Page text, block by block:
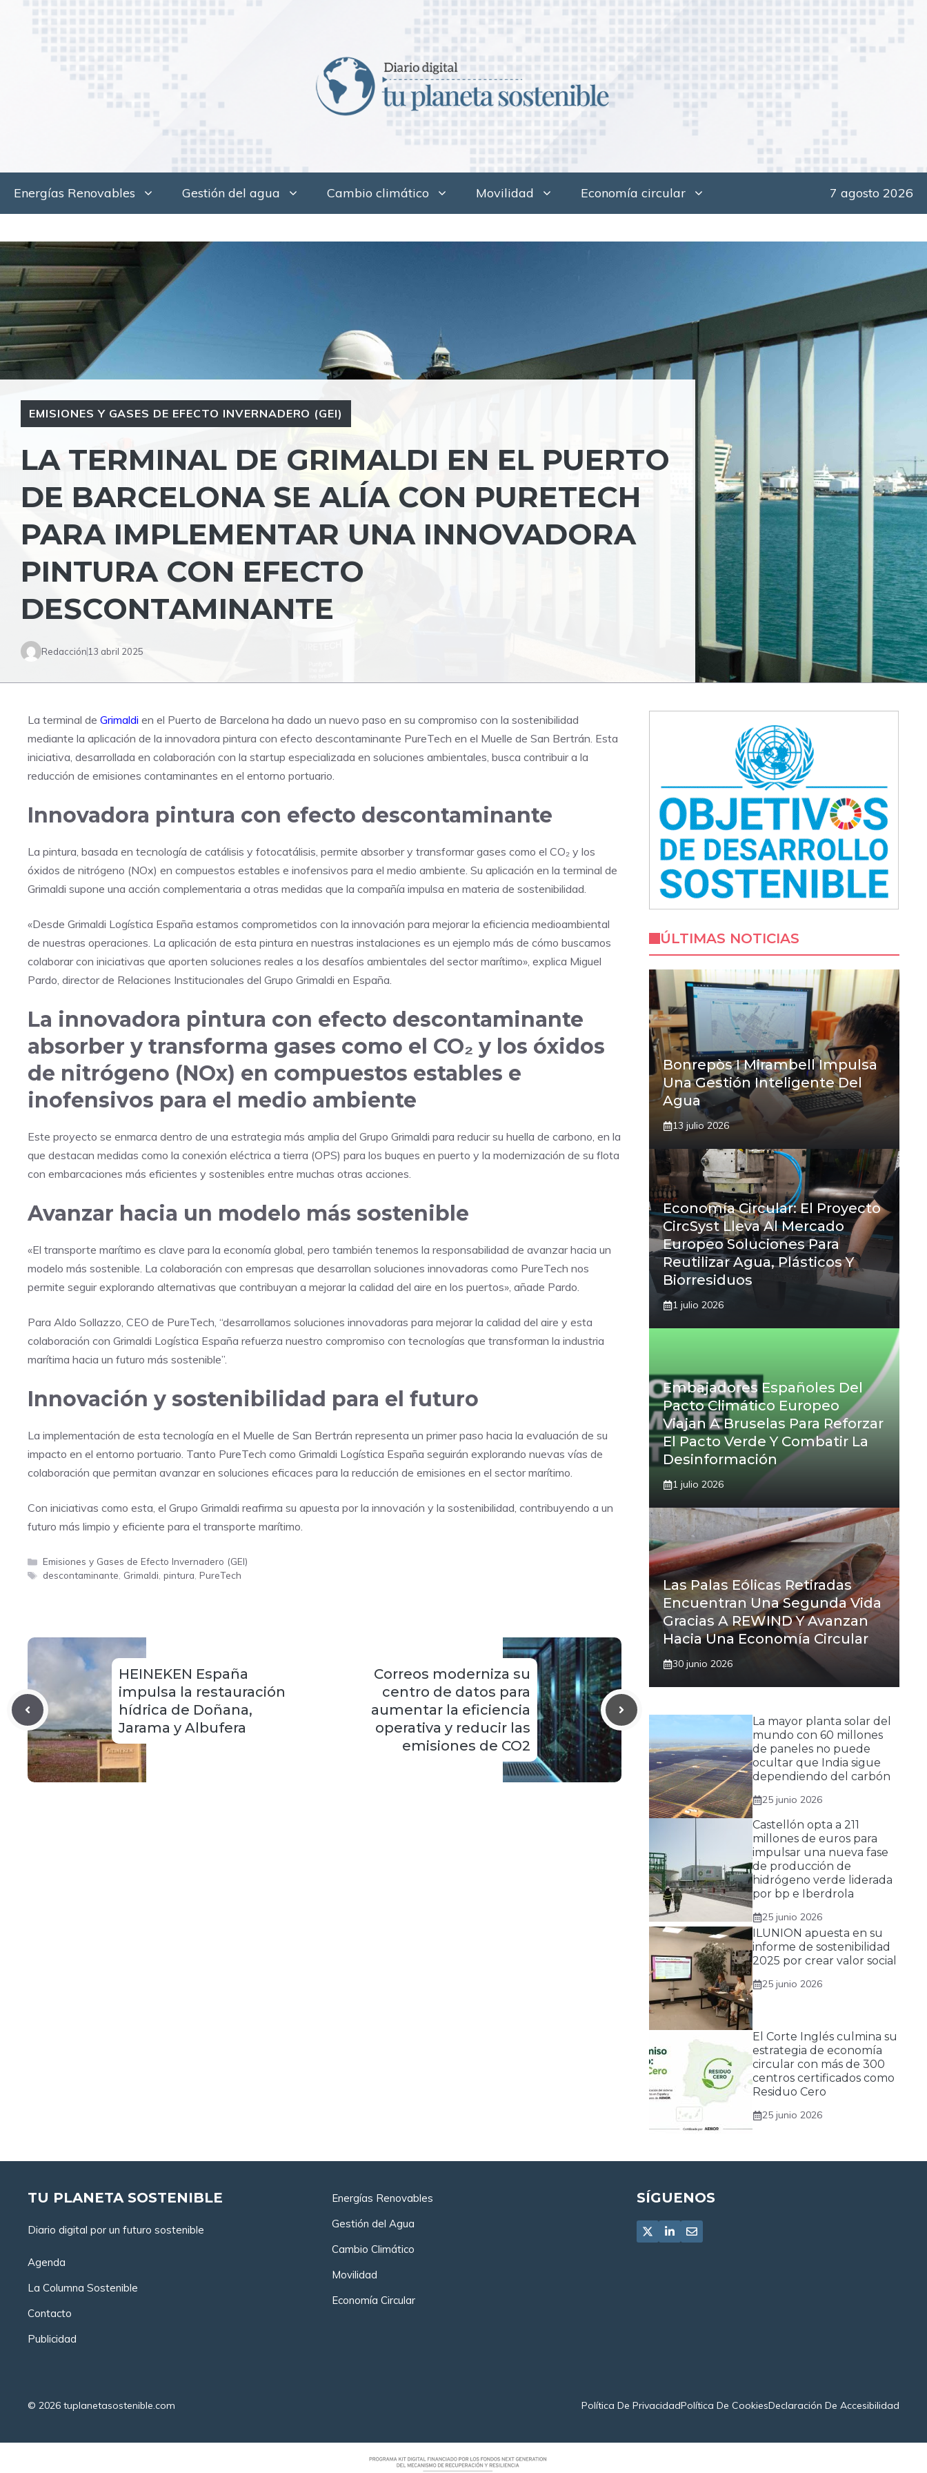
contenido
Energías Renovables Gestión del agua Cambio climático Movilidad Economía circular 7 agosto 2026
EMISIONES Y GASES DE EFECTO INVERNADERO (GEI)
LA TERMINAL DE GRIMALDI EN EL PUERTO
DE BARCELONA SE ALÍA CON PURETECH
PARA IMPLEMENTAR UNA INNOVADORA
PINTURA CON EFECTO
DESCONTAMINANTE
Redacción 13 abril 2025
La terminal de Grimaldi en el Puerto de Barcelona ha dado un nuevo paso en su compromiso con la sostenibilidad
mediante la aplicación de la innovadora pintura con efecto descontaminante PureTech en el Muelle de San Bertrán. Esta
iniciativa, desarrollada en colaboración con la startup especializada en soluciones ambientales, busca contribuir a la
reducción de emisiones contaminantes en el entorno portuario.
Innovadora pintura con efecto descontaminante
La pintura, basada en tecnología de catálisis y fotocatálisis, permite absorber y transformar gases como el CO₂ y los
óxidos de nitrógeno (NOx) en compuestos estables e inofensivos para el medio ambiente. Su aplicación en la terminal de
Grimaldi supone una acción complementaria a otras medidas que la compañía impulsa en materia de sostenibilidad.
«Desde Grimaldi Logística España estamos comprometidos con la innovación para mejorar la eficiencia medioambiental
de nuestras operaciones. La aplicación de esta pintura en nuestras instalaciones es un ejemplo más de cómo buscamos
colaborar con iniciativas que aporten soluciones reales a los desafíos ambientales del sector marítimo», explica Miguel
Pardo, director de Relaciones Institucionales del Grupo Grimaldi en España.
La innovadora pintura con efecto descontaminante
absorber y transforma gases como el CO₂ y los óxidos
de nitrógeno (NOx) en compuestos estables e
inofensivos para el medio ambiente
Este proyecto se enmarca dentro de una estrategia más amplia del Grupo Grimaldi para reducir su huella de carbono, en la
que destacan medidas como la conexión eléctrica a tierra (OPS) para los buques en puerto y la modernización de su flota
con embarcaciones más eficientes y sostenibles entre muchas otras acciones.
Avanzar hacia un modelo más sostenible
«El transporte marítimo es clave para la economía global, pero también tenemos la responsabilidad de avanzar hacia un
modelo más sostenible. La colaboración con empresas que desarrollan soluciones innovadoras como PureTech nos
permite seguir explorando alternativas que contribuyan a mejorar la calidad del aire en los puertos», añade Pardo.
Para Aldo Sollazzo, CEO de PureTech, “desarrollamos soluciones innovadoras para mejorar la calidad del aire y esta
colaboración con Grimaldi Logística España refuerza nuestro compromiso con tecnologías que transforman la industria
marítima hacia un futuro más sostenible”.
Innovación y sostenibilidad para el futuro
La implementación de esta tecnología en el Muelle de San Bertrán representa un primer paso hacia la evaluación de su
impacto en el entorno portuario. Tanto PureTech como Grimaldi Logística España seguirán explorando nuevas vías de
colaboración que permitan avanzar en soluciones eficaces para la reducción de emisiones en el sector marítimo.
Con iniciativas como esta, el Grupo Grimaldi reafirma su apuesta por la innovación y la sostenibilidad, contribuyendo a un
futuro más limpio y eficiente para el transporte marítimo.
Categorías
Emisiones y Gases de Efecto Invernadero (GEI)
Etiquetas
descontaminante, Grimaldi, pintura, PureTech
HEINEKEN España
impulsa la restauración
hídrica de Doñana,
Jarama y Albufera
Correos moderniza su
centro de datos para
aumentar la eficiencia
operativa y reducir las
emisiones de CO2
ÚLTIMAS NOTICIAS
Bonrepòs I Mirambell Impulsa
Una Gestión Inteligente Del
Agua
13 julio 2026
Economía Circular: El Proyecto
CircSyst Lleva Al Mercado
Europeo Soluciones Para
Reutilizar Agua, Plásticos Y
Biorresiduos
1 julio 2026
Embajadores Españoles Del
Pacto Climático Europeo
Viajan A Bruselas Para Reforzar
El Pacto Verde Y Combatir La
Desinformación
1 julio 2026
Las Palas Eólicas Retiradas
Encuentran Una Segunda Vida
Gracias A REWIND Y Avanzan
Hacia Una Economía Circular
30 junio 2026
La mayor planta solar del
mundo con 60 millones
de paneles no puede
ocultar que India sigue
dependiendo del carbón
25 junio 2026
Castellón opta a 211
millones de euros para
impulsar una nueva fase
de producción de
hidrógeno verde liderada
por bp e Iberdrola
25 junio 2026
ILUNION apuesta en su
informe de sostenibilidad
2025 por crear valor social
25 junio 2026
El Corte Inglés culmina su
estrategia de economía
circular con más de 300
centros certificados como
Residuo Cero
25 junio 2026
TU PLANETA SOSTENIBLE
Diario digital por un futuro sostenible
Agenda
La Columna Sostenible
Contacto
Publicidad
Energías Renovables
Gestión del Agua
Cambio Climático
Movilidad
Economía Circular
SÍGUENOS
© 2026 tuplanetasostenible.com Política De PrivacidadPolítica De CookiesDeclaración De Accesibilidad